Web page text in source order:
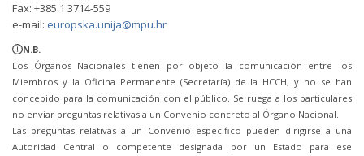
Fax: +385 1 3714-559
e-mail: europska.unija@mpu.hr
N.B.
Los Órganos Nacionales tienen por objeto la comunicación entre los
Miembros y la Oficina Permanente (Secretaría) de la HCCH, y no se han
concebido para la comunicación con el público. Se ruega a los particulares
no enviar preguntas relativas a un Convenio concreto al Órgano Nacional.
Las preguntas relativas a un Convenio específico pueden dirigirse a una
Autoridad Central o competente designada por un Estado para ese